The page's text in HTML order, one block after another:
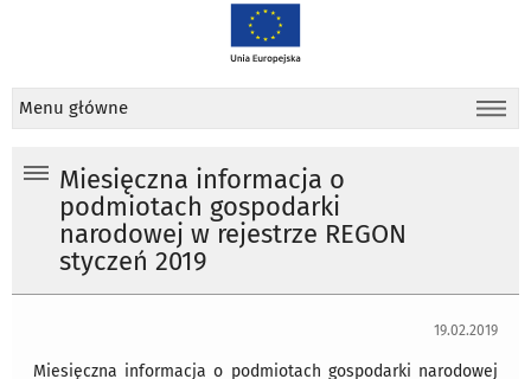
Menu główne
Miesięczna informacja o
podmiotach gospodarki
narodowej w rejestrze REGON
styczeń 2019
19.02.2019
Miesięczna informacja o podmiotach gospodarki narodowej